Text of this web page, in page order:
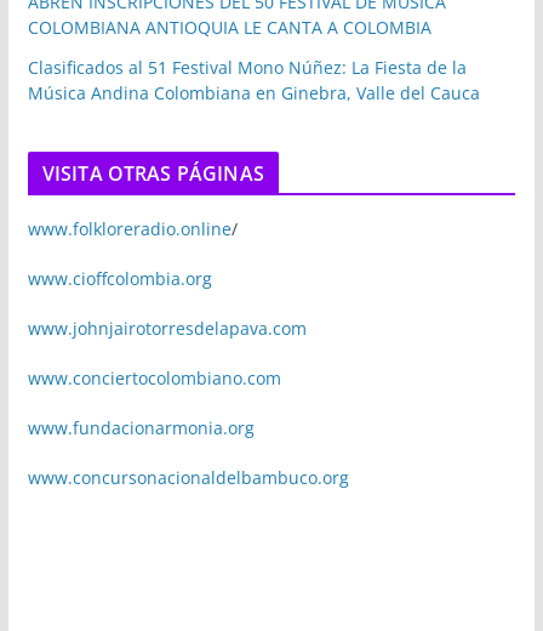
COLOMBIANA ANTIOQUIA LE CANTA A COLOMBIA
Clasificados al 51 Festival Mono Núñez: La Fiesta de la
Música Andina Colombiana en Ginebra, Valle del Cauca
VISITA OTRAS PÁGINAS
www.folkloreradio.online/
www.cioffcolombia.org
www.johnjairotorresdelapava.com
www.conciertocolombiano.com
www.fundacionarmonia.org
www.concursonacionaldelbambuco.org